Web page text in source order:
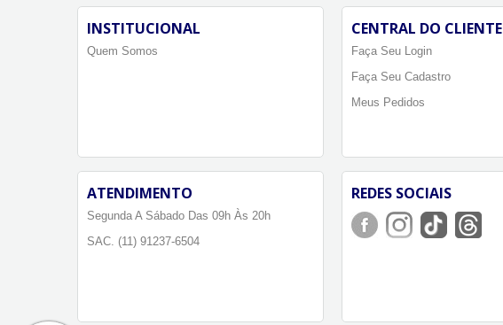
INSTITUCIONAL
Quem Somos
CENTRAL DO CLIENTE
Faça Seu Login
Faça Seu Cadastro
Meus Pedidos
ATENDIMENTO
Segunda A Sábado Das 09h Às 20h
SAC. (11) 91237-6504
REDES SOCIAIS